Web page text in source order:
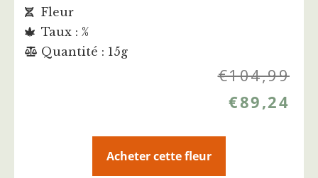
Fleur
Taux : %
Quantité : 15g
€104,99
€89,24
Acheter cette fleur